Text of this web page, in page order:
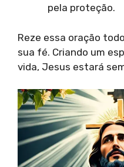
pela proteção.
Reze essa oração
sua fé. Criando um
vida, Jesus estará